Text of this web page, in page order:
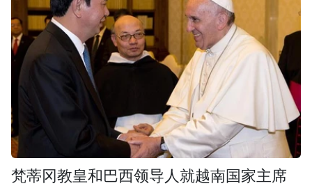
梵蒂冈教皇和巴西领导人就越南国家主席